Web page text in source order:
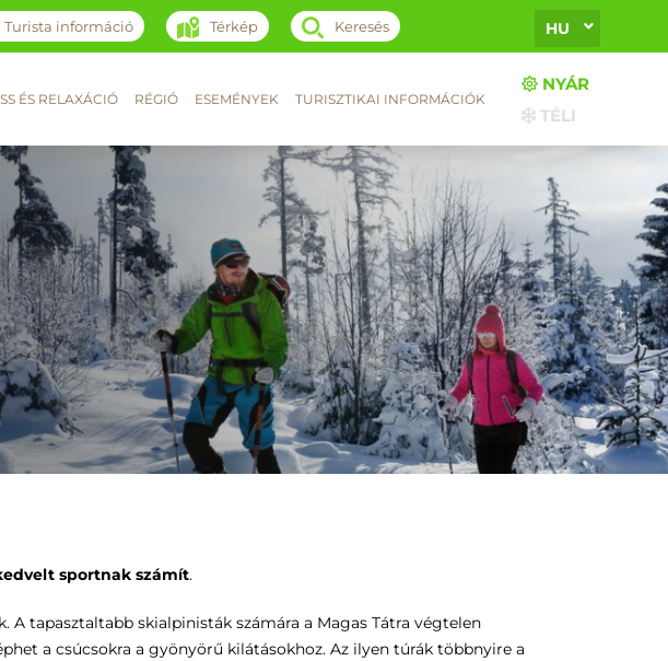
Turista információ Térkép Keresés HU
ÉS RELAXÁCIÓ RÉGIÓ ESEMÉNYEK TURISZTIKAI INFORMÁCIÓK
NYÁR
TÉLI
sportnak számít.
A tapasztaltabb skialpinisták számára a Magas Tátra végtelen
a csúcsokra a gyönyörű kilátásokhoz. Az ilyen túrák többnyire a